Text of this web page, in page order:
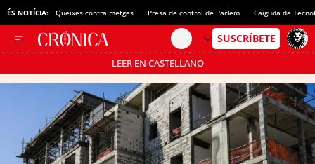
ÉS NOTÍCIA: Queixes contra metges Presa de control de Parlem Caiguda de
LEER EN CASTELLANO
Passa’t al mode estalvi